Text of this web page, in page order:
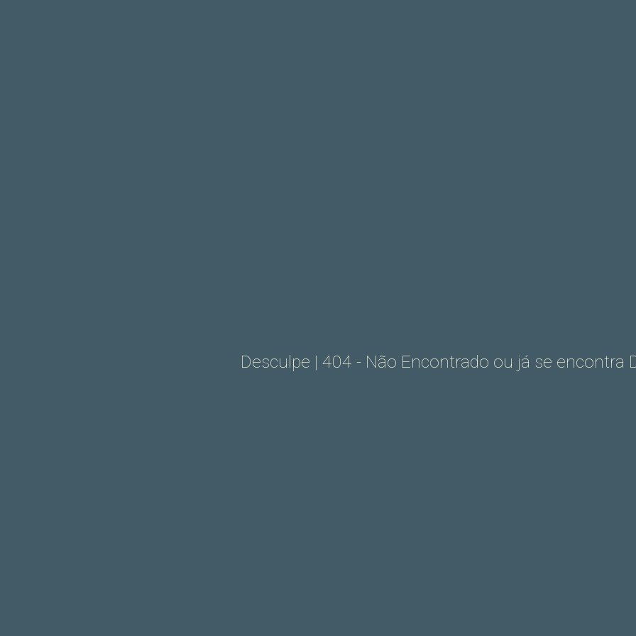
Desculpe | 404 - Não Encontrado ou já se encontra